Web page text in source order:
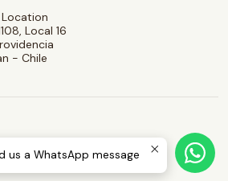
Local 16
- Chile
by Jumpseller.
us a WhatsApp message